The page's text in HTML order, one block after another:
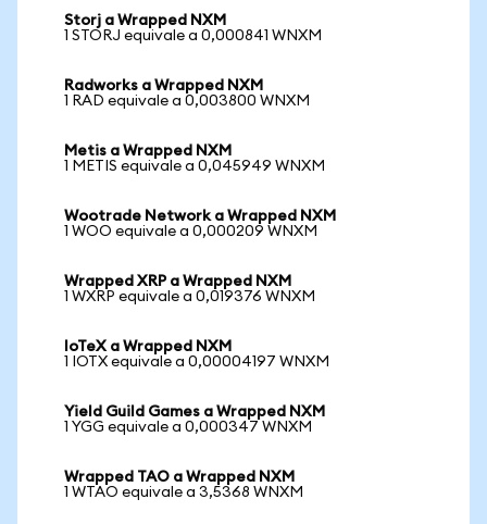
Storj a Wrapped NXM
1 STORJ equivale a 0,000841 WNXM
Radworks a Wrapped NXM
1 RAD equivale a 0,003800 WNXM
Metis a Wrapped NXM
1 METIS equivale a 0,045949 WNXM
Wootrade Network a Wrapped NXM
1 WOO equivale a 0,000209 WNXM
Wrapped XRP a Wrapped NXM
1 WXRP equivale a 0,019376 WNXM
IoTeX a Wrapped NXM
1 IOTX equivale a 0,00004197 WNXM
Yield Guild Games a Wrapped NXM
1 YGG equivale a 0,000347 WNXM
Wrapped TAO a Wrapped NXM
1 WTAO equivale a 3,5368 WNXM